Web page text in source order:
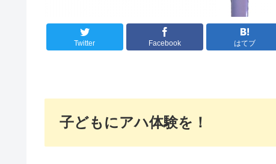
Twitter Facebook はてブ
子どもにアハ体験を！